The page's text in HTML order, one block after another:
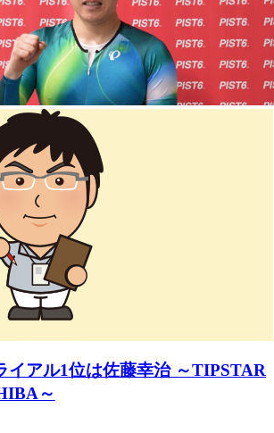
イアル1位は佐藤幸治 ～TIPSTAR
～